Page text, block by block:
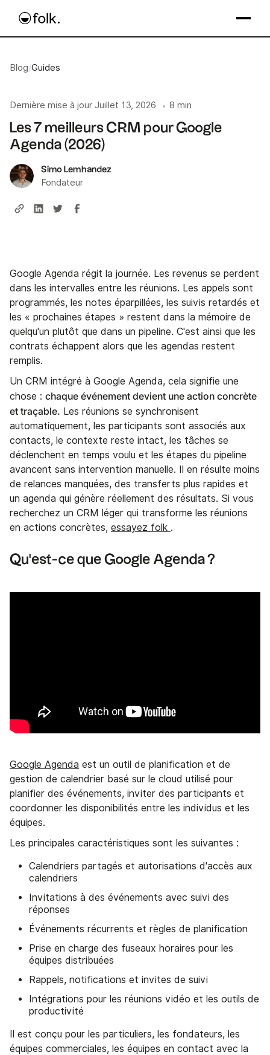
Blog/Guides
Dernière mise à jour Juillet 13, 2026 • 8 min
Les 7 meilleurs CRM pour Google
Agenda (2026)
Simo Lemhandez
Fondateur
Google Agenda régit la journée. Les revenus se perdent
dans les intervalles entre les réunions. Les appels sont
programmés, les notes éparpillées, les suivis retardés et
les « prochaines étapes » restent dans la mémoire de
quelqu'un plutôt que dans un pipeline. C'est ainsi que les
contrats échappent alors que les agendas restent
remplis.
Un CRM intégré à Google Agenda, cela signifie une
chose : chaque événement devient une action concrète
et traçable. Les réunions se synchronisent
automatiquement, les participants sont associés aux
contacts, le contexte reste intact, les tâches se
déclenchent en temps voulu et les étapes du pipeline
avancent sans intervention manuelle. Il en résulte moins
de relances manquées, des transferts plus rapides et
un agenda qui génère réellement des résultats. Si vous
recherchez un CRM léger qui transforme les réunions
en actions concrètes, essayez folk .
Qu'est-ce que Google Agenda ?
Google Agenda est un outil de planification et de
gestion de calendrier basé sur le cloud utilisé pour
planifier des événements, inviter des participants et
coordonner les disponibilités entre les individus et les
équipes.
Les principales caractéristiques sont les suivantes :
Calendriers partagés et autorisations d'accès aux
calendriers
Invitations à des événements avec suivi des
réponses
Événements récurrents et règles de planification
Prise en charge des fuseaux horaires pour les
équipes distribuées
Rappels, notifications et invites de suivi
Intégrations pour les réunions vidéo et les outils de
productivité
Il est conçu pour les particuliers, les fondateurs, les
équipes commerciales, les équipes en contact avec la